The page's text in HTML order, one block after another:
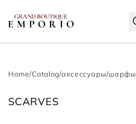
Home/Catalog/аксессуары/шарфы
SCARVES